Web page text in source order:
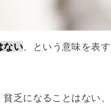
ない 、という意味を表す
乏になることはない、